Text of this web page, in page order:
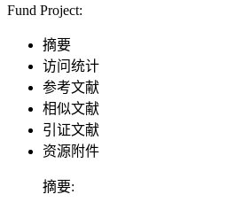
Fund Project:
摘要
访问统计
参考文献
相似文献
引证文献
资源附件
摘要: